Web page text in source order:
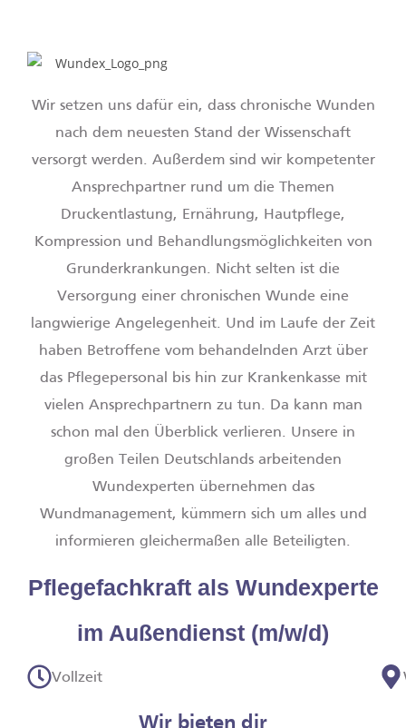
Wir setzen uns dafür ein, dass chronische Wunden
nach dem neuesten Stand der Wissenschaft
versorgt werden. Außerdem sind wir kompetenter
Ansprechpartner rund um die Themen
Druckentlastung, Ernährung, Hautpflege,
Kompression und Behandlungsmöglichkeiten von
Grunderkrankungen. Nicht selten ist die
Versorgung einer chronischen Wunde eine
langwierige Angelegenheit. Und im Laufe der Zeit
haben Betroffene vom behandelnden Arzt über
das Pflegepersonal bis hin zur Krankenkasse mit
vielen Ansprechpartnern zu tun. Da kann man
schon mal den Überblick verlieren. Unsere in
großen Teilen Deutschlands arbeitenden
Wundexperten übernehmen das
Wundmanagement, kümmern sich um alles und
informieren gleichermaßen alle Beteiligten.
Pflegefachkraft als Wundexperte
im Außendienst (m/w/d)
Vollzeit
Wir bieten dir